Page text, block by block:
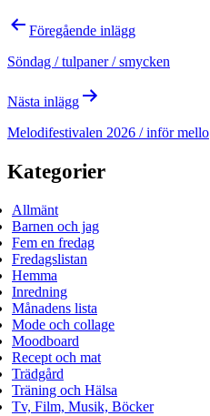
Inläggsnavigering
Föregående inlägg
Söndag / tulpaner / smycken
Nästa inlägg
Melodifestivalen 2026 / inför mello
Kategorier
Allmänt
Barnen och jag
Fem en fredag
Fredagslistan
Hemma
Inredning
Månadens lista
Mode och collage
Moodboard
Recept och mat
Trädgård
Träning och Hälsa
Tv, Film, Musik, Böcker